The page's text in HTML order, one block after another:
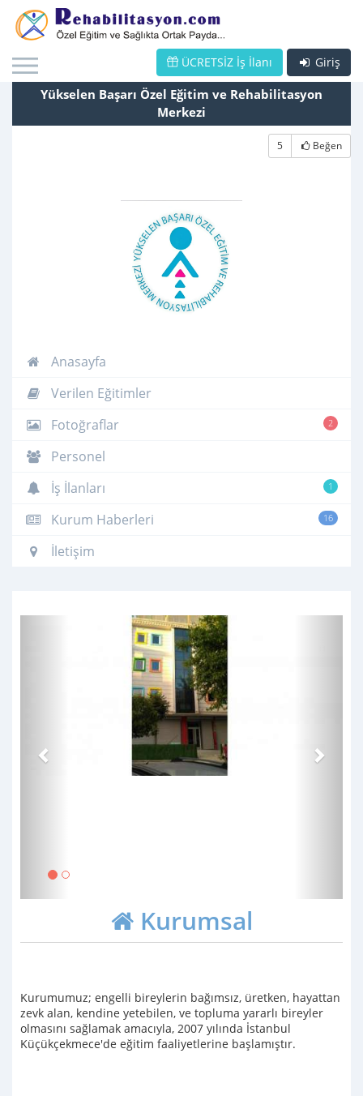
Giriş
ÜCRETSİZ İş İlanı
Yükselen Başarı Özel Eğitim ve Rehabilitasyon
Merkezi
5 Beğen
Anasayfa
Verilen Eğitimler
2
Fotoğraflar
Personel
1
İş İlanları
16
Kurum Haberleri
İletişim
Kurumsal
Kurumumuz; engelli bireylerin bağımsız, üretken, hayattan
zevk alan, kendine yetebilen, ve topluma yararlı bireyler
olmasını sağlamak amacıyla, 2007 yılında İstanbul
Küçükçekmece'de eğitim faaliyetlerine başlamıştır.